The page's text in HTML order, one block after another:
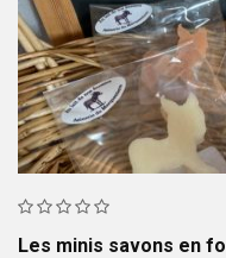
Les minis savons en